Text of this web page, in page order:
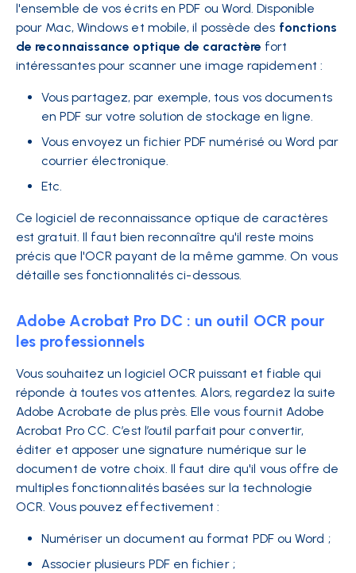
l'ensemble de vos écrits en PDF ou Word. Disponible
pour Mac, Windows et mobile, il possède des fonctions
de reconnaissance optique de caractère fort
intéressantes pour scanner une image rapidement :
Vous partagez, par exemple, tous vos documents
en PDF sur votre solution de stockage en ligne.
Vous envoyez un fichier PDF numérisé ou Word par
courrier électronique.
Etc.
Ce logiciel de reconnaissance optique de caractères
est gratuit. Il faut bien reconnaître qu'il reste moins
précis que l'OCR payant de la même gamme. On vous
détaille ses fonctionnalités ci-dessous.
Adobe Acrobat Pro DC : un outil OCR pour
les professionnels
Vous souhaitez un logiciel OCR puissant et fiable qui
réponde à toutes vos attentes. Alors, regardez la suite
Adobe Acrobate de plus près. Elle vous fournit Adobe
Acrobat Pro CC. C’est l’outil parfait pour convertir,
éditer et apposer une signature numérique sur le
document de votre choix. Il faut dire qu'il vous offre de
multiples fonctionnalités basées sur la technologie
OCR. Vous pouvez effectivement :
Numériser un document au format PDF ou Word ;
Associer plusieurs PDF en fichier ;